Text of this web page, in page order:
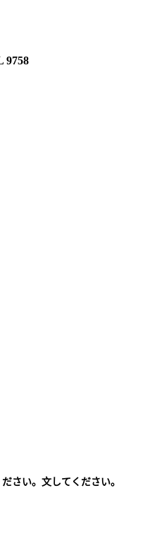
9758
さい。文してください。